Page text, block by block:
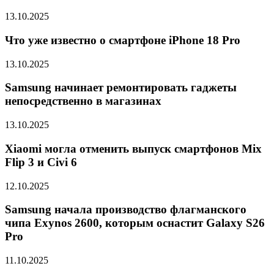
13.10.2025
Что уже известно о смартфоне iPhone 18 Pro
13.10.2025
Samsung начинает ремонтировать гаджеты
непосредственно в магазинах
13.10.2025
Xiaomi могла отменить выпуск смартфонов Mix
Flip 3 и Civi 6
12.10.2025
Samsung начала производство флагманского
чипа Exynos 2600, которым оснастит Galaxy S26
Pro
11.10.2025